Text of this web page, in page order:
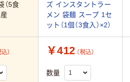
5食
ズ インスタントラー
メン 袋麺 スープ 1セ
ット（1個（3食入）×2）
込） ￥412 （税込）
数量